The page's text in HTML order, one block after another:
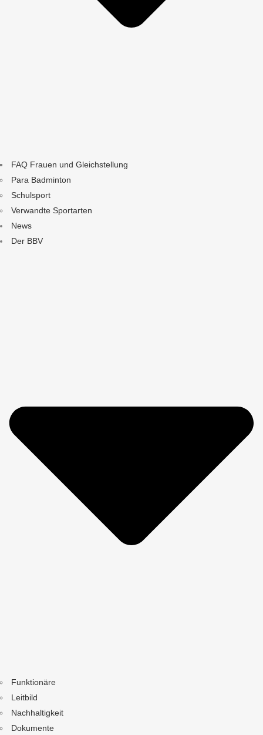
FAQ Frauen und Gleichstellung
Para Badminton
Schulsport
Verwandte Sportarten
News
Der BBV
Funktionäre
Leitbild
Nachhaltigkeit
Dokumente